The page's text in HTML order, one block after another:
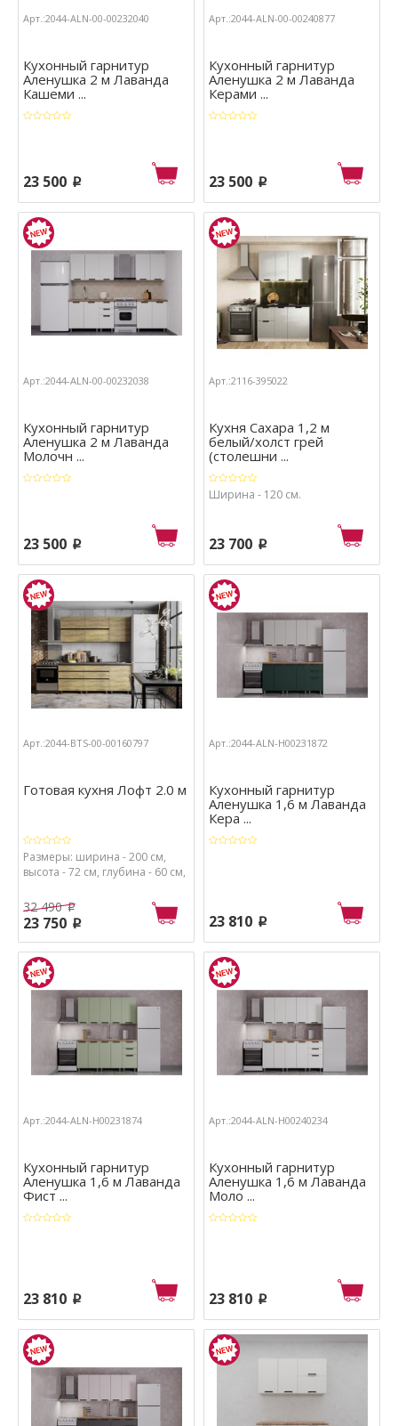
Арт.:2044-ALN-00-00232040
Кухонный гарнитур
Аленушка 2 м Лаванда
Кашеми ...
23 500 p
Арт.:2044-ALN-00-00240877
Кухонный гарнитур
Аленушка 2 м Лаванда
Керами ...
23 500 p
Арт.:2044-ALN-00-00232038
Кухонный гарнитур
Аленушка 2 м Лаванда
Молочн ...
23 500 p
Арт.:2116-395022
Кухня Сахара 1,2 м
белый/холст грей
(столешни ...
Ширина - 120 см.
23 700 p
Арт.:2044-BTS-00-00160797
Готовая кухня Лофт 2.0 м
Размеры: ширина - 200 см,
высота - 72 см, глубина - 60 см,
32 490 p
23 750 p
Арт.:2044-ALN-Н00231872
Кухонный гарнитур
Аленушка 1,6 м Лаванда
Кера ...
23 810 p
Арт.:2044-ALN-Н00231874
Кухонный гарнитур
Аленушка 1,6 м Лаванда
Фиcт ...
23 810 p
Арт.:2044-ALN-Н00240234
Кухонный гарнитур
Аленушка 1,6 м Лаванда
Моло ...
23 810 p